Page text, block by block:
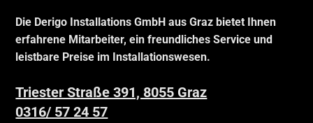
Die Derigo Installations GmbH aus Graz bietet Ihnen
erfahrene Mitarbeiter, ein freundliches Service und
leistbare Preise im Installationswesen.
Triester Straße 391, 8055 Graz
0316/ 57 24 57